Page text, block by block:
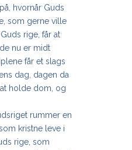
hvornår Guds
som gerne ville
rige, får at
nu er midt
får et slags
dag, dagen da
holde dom, og
rummer en
kristne leve i
rige, som